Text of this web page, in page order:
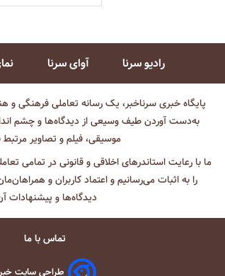
رادیو سرنا آوای سرنا
پایگاه خبری سرناخبر، یک رسانه تعاملی فرهنگی
به‌دست آوردن طیف وسیعی از دیدگاه‌ها و چشم
موسیقی، فیلم و تصاویر
ما با رعایت استاندرهای اخلاقی و قانونی در تمامی
را به اثبات می‌رسانیم و اعتماد کاربران و
دیدگاه‌ها و
تماس با ما
طراحی سایت